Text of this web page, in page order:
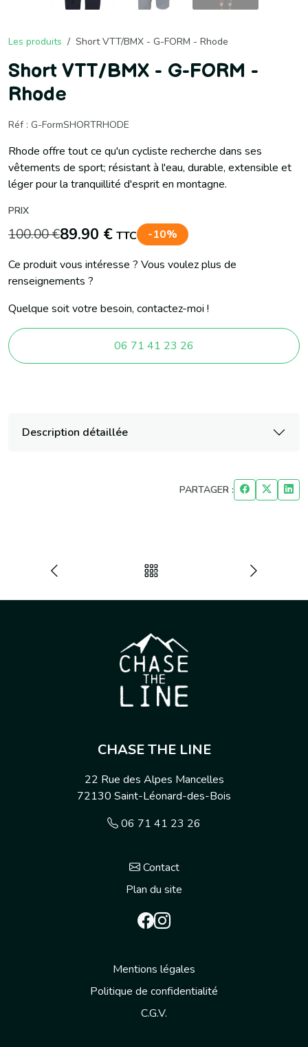
Les produits Short VTT/BMX - G-FORM - Rhode
Short VTT/BMX - G-FORM -
Rhode
Réf : G-FormSHORTRHODE
Rhode offre tout ce qu'un cycliste recherche dans ses
vêtements de sport; résistant à l'eau, durable, extensible et
léger pour la tranquillité d'esprit en montagne.
PRIX
100.00 €89.90 € TTC
-10%
Ce produit vous intéresse ? Vous voulez plus de
renseignements ?
Quelque soit votre besoin, contactez-moi !
06 71 41 23 26
Description détaillée
PARTAGER :
CHASE THE LINE
22 Rue des Alpes Mancelles
72130 Saint-Léonard-des-Bois
06 71 41 23 26
Contact
Plan du site
Mentions légales
Politique de confidentialité
C.G.V.